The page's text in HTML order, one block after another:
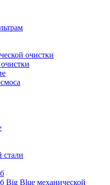
очистки
стали
Big Blue механической